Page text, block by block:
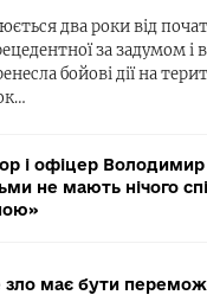
два роки від
за задумом
бойові дії на
і офіцер
не мають нічого
має бути